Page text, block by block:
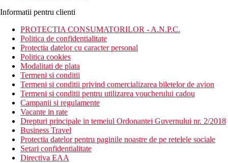
Informatii pentru clienti
PROTECTIA CONSUMATORILOR - A.N.P.C.
Politica de confidentialitate
Protectia datelor cu caracter personal
Politica cookies
Modalitati de plata
Termeni si conditii
Termeni si conditii privind comercializarea biletelor de avion
Termeni si conditii pentru utilizarea voucherului cadou
Campanii si regulamente
Vacante in rate
Drepturi principale in temeiul Ordonantei Guvernului nr. 2/2018
Business Travel
Protectia datelor pentru paginile noastre de pe retelele sociale
Setari confidentialitate
Directiva EAA